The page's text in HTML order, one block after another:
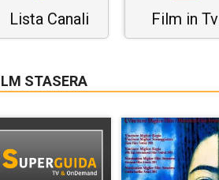
Lista Canali Film in Tv
STASERA